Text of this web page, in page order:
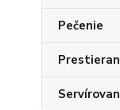
Pečenie